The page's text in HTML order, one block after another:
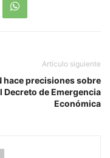
Artículo siguiente
hace precisiones sobre
Decreto de Emergencia
Económica